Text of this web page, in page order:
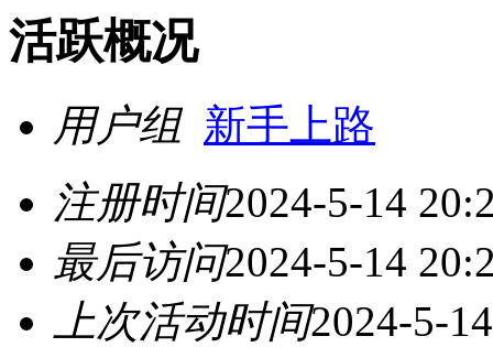
活跃概况
用户组 新手上路
注册时间2024-5-14
最后访问2024-5-14
上次活动时间2024-5-